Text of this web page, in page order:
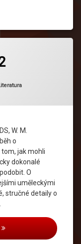
W. M.
o
jak mohli
dokonalé
O
uměleckými
stručné detaily o
literatura 2